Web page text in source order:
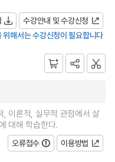
수강안내 및 수강신청
해서는 수강신청이 필요합니다
, 이론적, 실무적 관점에서 살
대해 학습한다.
오류접수
이용방법